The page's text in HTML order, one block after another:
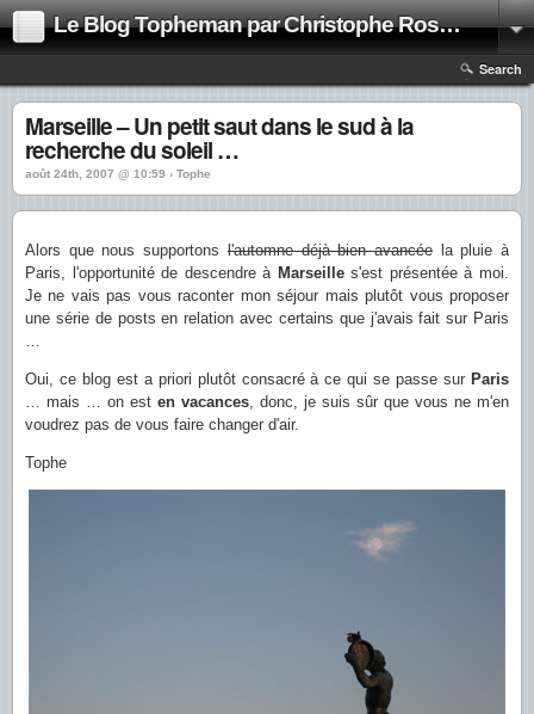
Le Blog Topheman par Christophe Rosset
Search
Marseille – Un petit saut dans le sud à la
recherche du soleil …
août 24th, 2007 @ 10:59 › Tophe
Alors que nous supportonsl'automne déjà bien avancéela pluie à
Paris, l'opportunité de descendre à Marseilles'est présentée à moi.
Je ne vais pas vous raconter mon séjour mais plutôt vous proposer
une série de posts en relation avec certains que j'avais fait sur Paris
…
Oui, ce blog est a priori plutôt consacré à ce qui se passe sur Paris
… mais … on est en vacances, donc, je suis sûr que vous ne m'en
voudrez pas de vous faire changer d'air.
Tophe